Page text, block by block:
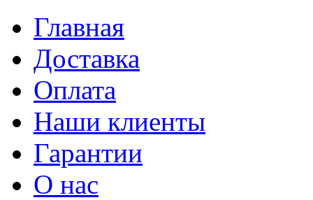
Главная
Доставка
Оплата
Наши клиенты
Гарантии
О нас